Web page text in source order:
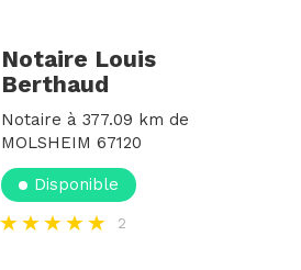
Notaire Louis
Berthaud
Notaire à 377.09 km de
MOLSHEIM 67120
Disponible
2